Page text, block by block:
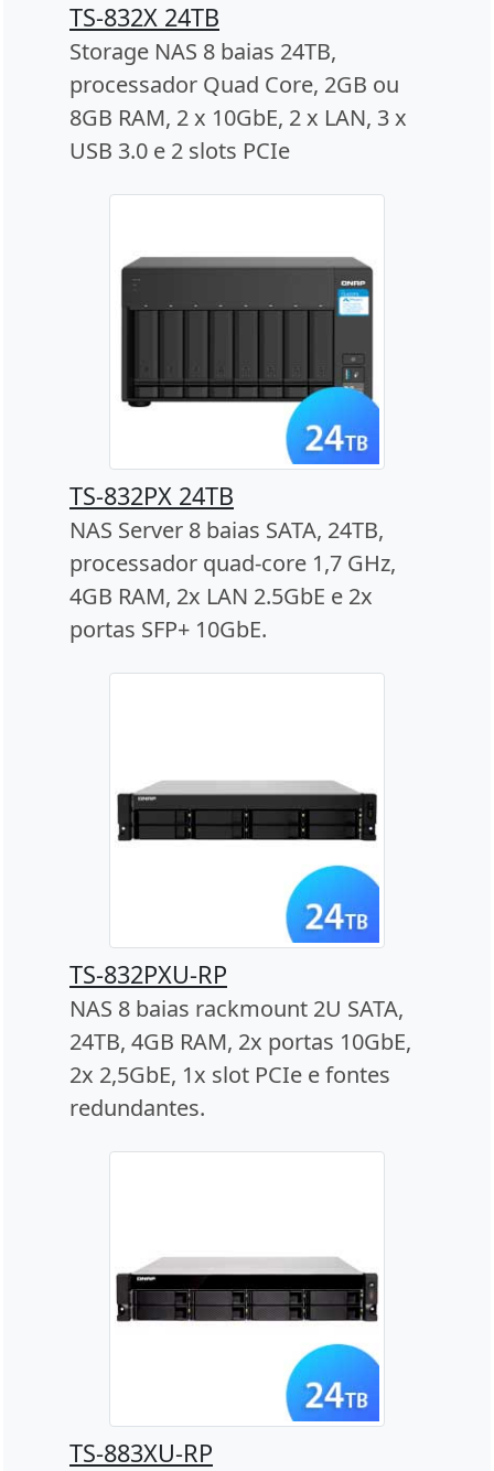
TS-832X 24TB
Storage NAS 8 baias 24TB,
processador Quad Core, 2GB ou
8GB RAM, 2 x 10GbE, 2 x LAN, 3 x
USB 3.0 e 2 slots PCIe
TS-832PX 24TB
NAS Server 8 baias SATA, 24TB,
processador quad-core 1,7 GHz,
4GB RAM, 2x LAN 2.5GbE e 2x
portas SFP+ 10GbE.
TS-832PXU-RP
NAS 8 baias rackmount 2U SATA,
24TB, 4GB RAM, 2x portas 10GbE,
2x 2,5GbE, 1x slot PCIe e fontes
redundantes.
TS-883XU-RP